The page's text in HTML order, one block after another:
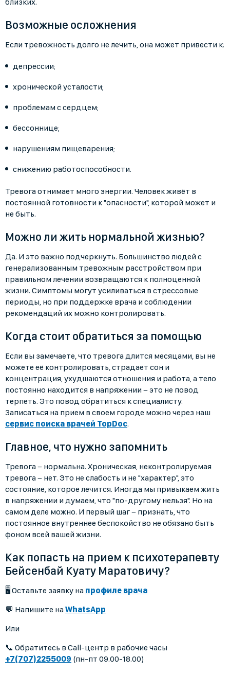
Возможные осложнения
Если тревожность долго не лечить, она может привести к:
депрессии;
хронической усталости;
проблемам с сердцем;
бессоннице;
нарушениям пищеварения;
снижению работоспособности.
Тревога отнимает много энергии. Человек живёт в
постоянной готовности к "опасности", которой может и
не быть.
Можно ли жить нормальной жизнью?
Да. И это важно подчеркнуть. Большинство людей с
генерализованным тревожным расстройством при
правильном лечении возвращаются к полноценной
жизни. Симптомы могут усиливаться в стрессовые
периоды, но при поддержке врача и соблюдении
рекомендаций их можно контролировать.
Когда стоит обратиться за помощью
Если вы замечаете, что тревога длится месяцами, вы не
можете её контролировать, страдает сон и
концентрация, ухудшаются отношения и работа, а тело
постоянно находится в напряжении − это не повод
терпеть. Это повод обратиться к специалисту.
Записаться на прием в своем городе можно через наш
сервис поиска врачей TopDoc.
Главное, что нужно запомнить
Тревога − нормальна. Хроническая, неконтролируемая
тревога − нет. Это не слабость и не "характер", это
состояние, которое лечится. Иногда мы привыкаем жить
в напряжении и думаем, что "по-другому нельзя". Но на
самом деле можно. И первый шаг − признать, что
постоянное внутреннее беспокойство не обязано быть
фоном всей вашей жизни.
Как попасть на прием к психотерапевту
Бейсенбай Куату Маратовичу?
🖥 Оставьте заявку на профиле врача
💬 Напишите на WhatsApp
Или
📞 Обратитесь в Call-центр в рабочие часы
+7(707)2255009 (пн-пт 09.00-18.00)